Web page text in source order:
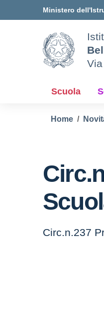
Ministero
Scuola
Home
Circ.n.237